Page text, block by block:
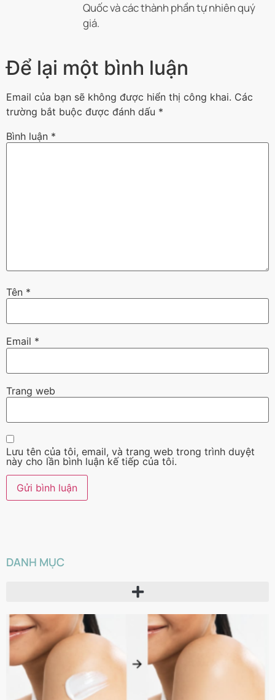
Quốc và các thành phần tự nhiên quý
giá.
Để lại một bình luận
Email của bạn sẽ không được hiển thị công khai. Các
trường bắt buộc được đánh dấu *
Bình luận *
Tên *
Email *
Trang web
Lưu tên của tôi, email, và trang web trong trình duyệt
này cho lần bình luận kế tiếp của tôi.